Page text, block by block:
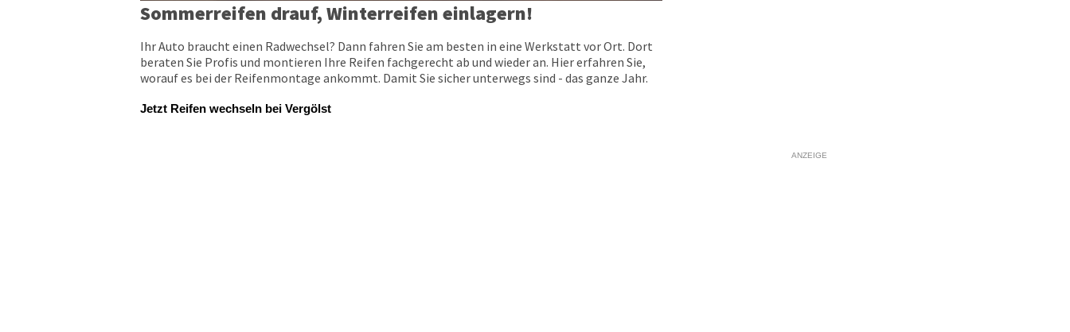
Sommerreifen drauf, Winterreifen einlagern!
Ihr Auto braucht einen Radwechsel? Dann fahren Sie am besten in eine Werkstatt vor Ort. Dort
beraten Sie Profis und montieren Ihre Reifen fachgerecht ab und wieder an. Hier erfahren Sie,
worauf es bei der Reifenmontage ankommt. Damit Sie sicher unterwegs sind - das ganze Jahr.
Jetzt Reifen wechseln bei Vergölst
ANZEIGE